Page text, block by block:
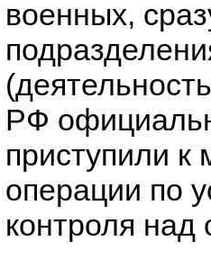
военных,
РФ
приступили к
операции по
контроля над